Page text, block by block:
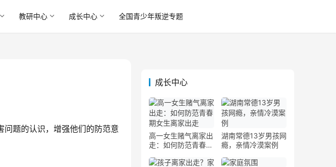
教研中心 成长中心 全国青少年叛逆专题
题的认识，增强他们的防范意
成长中心
高一女生赌气离家出
走：如何防范青春期
湖南常德13岁男孩网
瘾，亲情冷漠案例